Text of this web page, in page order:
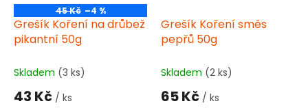
o
d
45 Kč –4 %
Grešík Koření na drůbež
pikantní 50g
Skladem (3 ks)
43 Kč / ks
Grešík Koření směs
pepřů 50g
Skladem (2 ks)
65 Kč / ks